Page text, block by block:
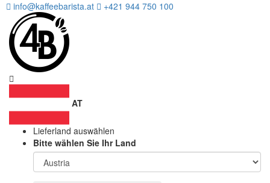
info@kaffeebarista.at +421 944 750 100
AT
Lieferland auswählen
Bitte wählen Sie Ihr Land